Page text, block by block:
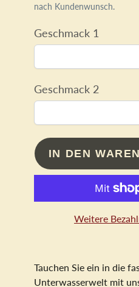
nach Kundenwunsch.
Geschmack 1
Geschmack 2
IN DEN
Weitere
Tauchen Sie ein in die
Unterwasserwelt mit